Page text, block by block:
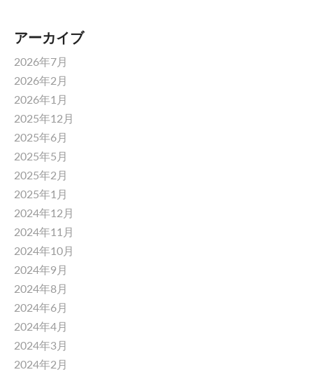
アーカイブ
2026年7月
2026年2月
2026年1月
2025年12月
2025年6月
2025年5月
2025年2月
2025年1月
2024年12月
2024年11月
2024年10月
2024年9月
2024年8月
2024年6月
2024年4月
2024年3月
2024年2月